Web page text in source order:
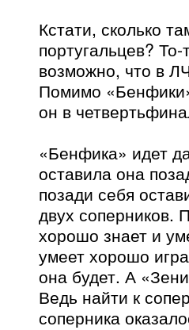
Кстати, сколько
португальцев?
возможно, что в
Помимо
он в
«Бенфика» идет
оставила она
позади себя
двух соперников.
хорошо знает и
умеет хорошо
она будет. А
Ведь найти к
соперника